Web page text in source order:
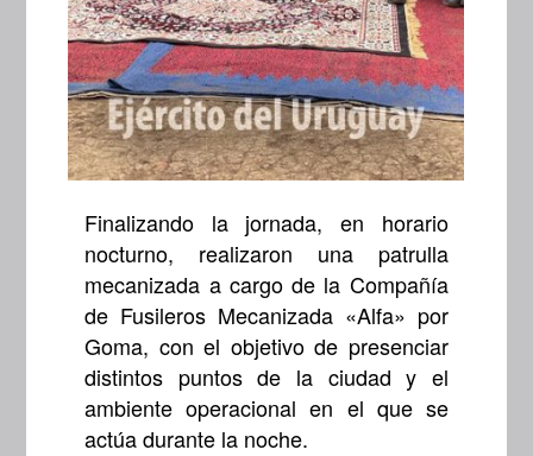
Finalizando la jornada, en horario
nocturno, realizaron una patrulla
mecanizada a cargo de la Compañía
de Fusileros Mecanizada «Alfa» por
Goma, con el objetivo de presenciar
distintos puntos de la ciudad y el
ambiente operacional en el que se
actúa durante la noche.